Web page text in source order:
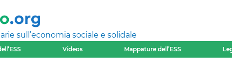
sull’economia sociale e solidale
Videos Mappature dell’ESS